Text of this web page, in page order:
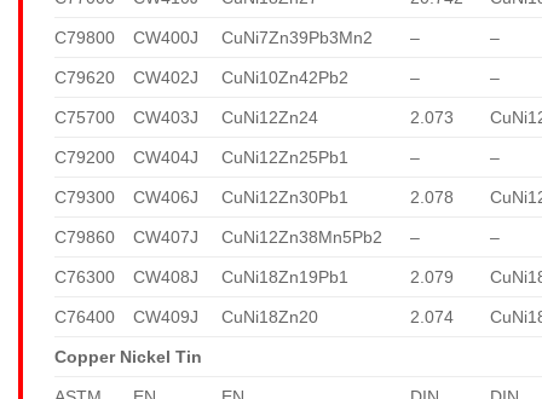
C79800 CW400J CuNi7Zn39Pb3Mn2 – –
C79620 CW402J CuNi10Zn42Pb2 – –
C75700 CW403J CuNi12Zn24 2.073
C79200 CW404J CuNi12Zn25Pb1 – –
C79300 CW406J CuNi12Zn30Pb1 2.078
C79860 CW407J CuNi12Zn38Mn5Pb2 – –
C76300 CW408J CuNi18Zn19Pb1 2.079
C76400 CW409J CuNi18Zn20 2.074
Copper Nickel Tin